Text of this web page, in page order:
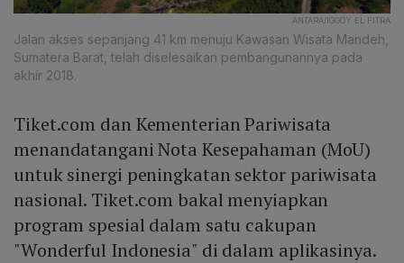
ANTARA/IGGOY EL FITRA
Jalan akses sepanjang 41 km menuju Kawasan Wisata Mandeh,
Sumatera Barat, telah diselesaikan pembangunannya pada
akhir 2018.
Tiket.com dan Kementerian Pariwisata
menandatangani Nota Kesepahaman (MoU)
untuk sinergi peningkatan sektor pariwisata
nasional. Tiket.com bakal menyiapkan
program spesial dalam satu cakupan
"Wonderful Indonesia" di dalam aplikasinya.